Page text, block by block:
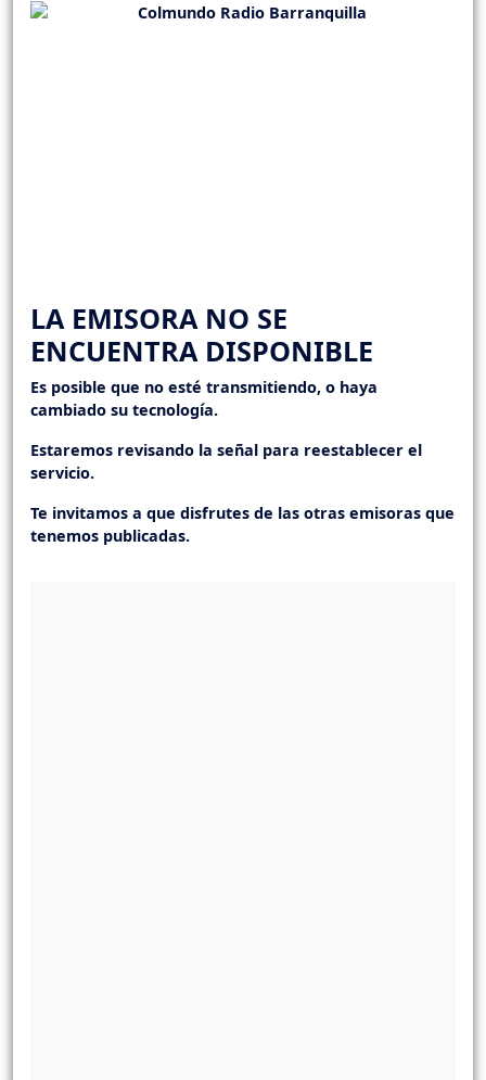
LA EMISORA NO SE
ENCUENTRA DISPONIBLE
Es posible que no esté transmitiendo, o haya
cambiado su tecnología.
Estaremos revisando la señal para reestablecer el
servicio.
Te invitamos a que disfrutes de las otras emisoras que
tenemos publicadas.